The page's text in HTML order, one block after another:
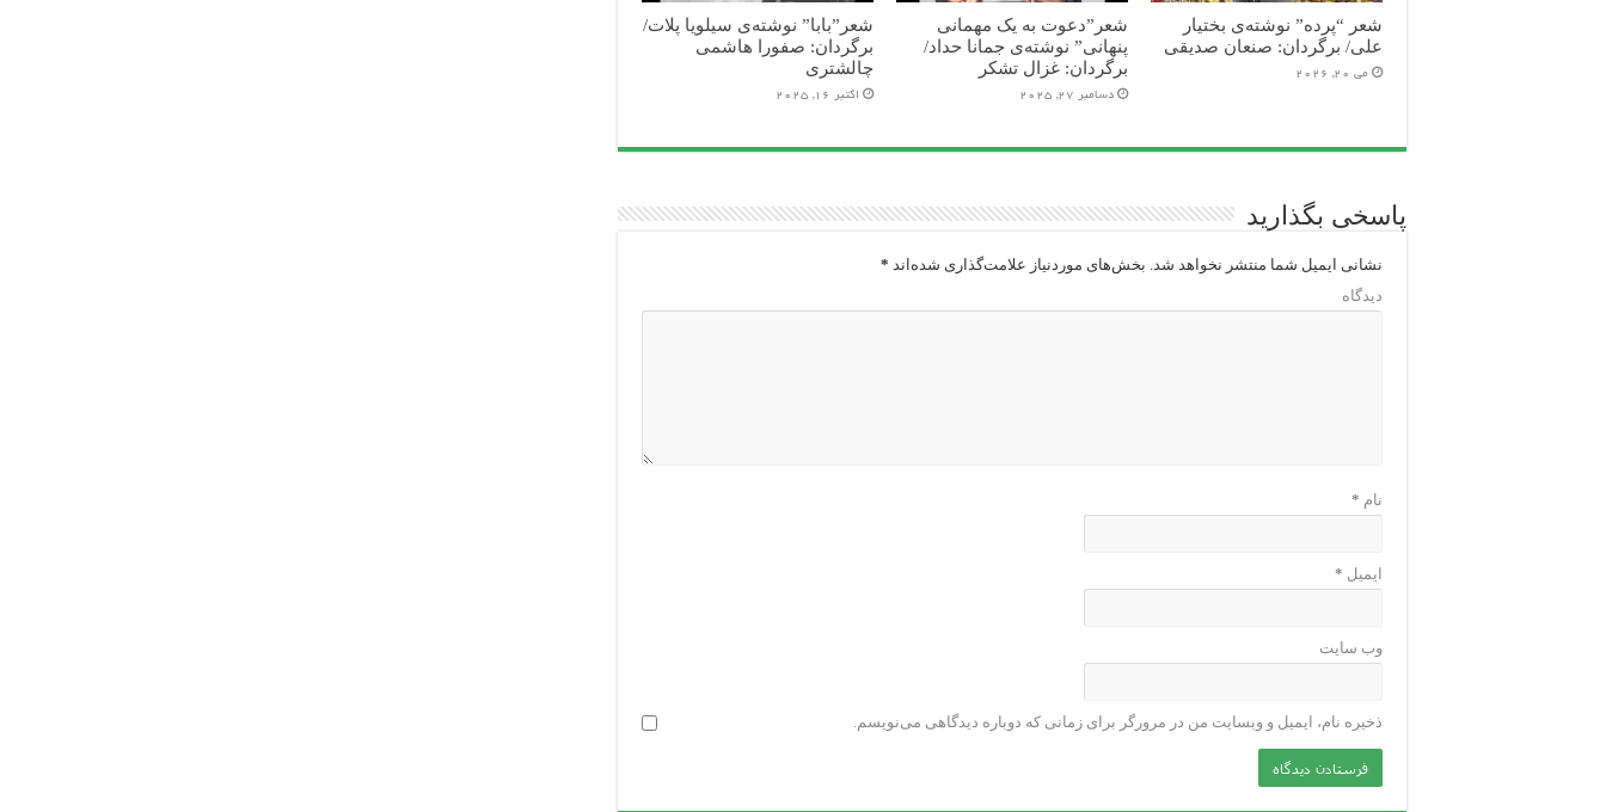
شعر “پرده” نوشته‌ی بختیار
علی/ برگردان: صنعان صدیقی
می 20, 2026
شعر”دعوت به یک مهمانی
پنهانی” نوشته‌ی جمانا حداد/
برگردان: غزال تشکر
دسامبر 27, 2025
شعر”بابا” نوشته‌ی سیلویا پلات/
برگردان: صفورا هاشمی
چالشتری
اکتبر 16, 2025
پاسخی بگذارید
نشانی ایمیل شما منتشر نخواهد شد. بخش‌های موردنیاز علامت‌گذاری شده‌اند *
دیدگاه
نام *
ایمیل *
وب‌ سایت
ذخیره نام، ایمیل و وبسایت من در مرورگر برای زمانی که دوباره دیدگاهی می‌نویسم.